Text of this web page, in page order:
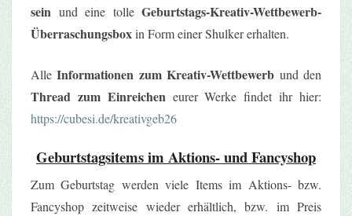
sein und eine tolle Geburtstags-Kreativ-Wettbewerb-
Überraschungsboxin Form einer Shulker erhalten.
AlleInformationen zum Kreativ-Wettbewerb und den
Thread zum Einreicheneurer Werke findet ihr hier:
https://cubesi.de/kreativgeb26
Geburtstagsitems im Aktions- und Fancyshop
Zum Geburtstag werden viele Items im Aktions- bzw.
Fancyshop zeitweise wieder erhältlich, bzw. im Preis